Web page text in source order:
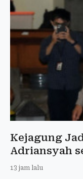
Kejagung
Adriansyah
13 jam lalu